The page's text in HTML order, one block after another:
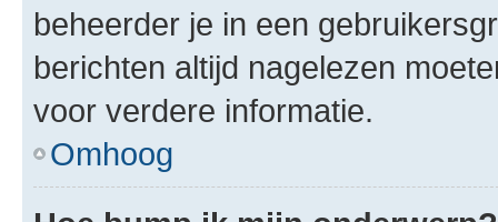
beheerder je in een
berichten altijd nagelezen
voor verdere informatie.
Omhoog